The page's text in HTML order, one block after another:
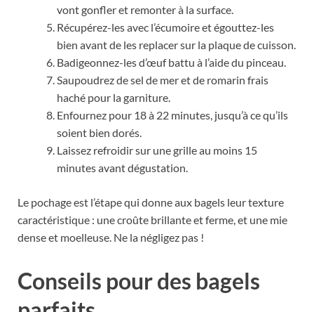
vont gonfler et remonter à la surface.
Récupérez-les avec l’écumoire et égouttez-les
bien avant de les replacer sur la plaque de cuisson.
Badigeonnez-les d’œuf battu à l’aide du pinceau.
Saupoudrez de sel de mer et de romarin frais
haché pour la garniture.
Enfournez pour 18 à 22 minutes, jusqu’à ce qu’ils
soient bien dorés.
Laissez refroidir sur une grille au moins 15
minutes avant dégustation.
Le pochage est l’étape qui donne aux bagels leur texture
caractéristique : une croûte brillante et ferme, et une mie
dense et moelleuse. Ne la négligez pas !
Conseils pour des bagels